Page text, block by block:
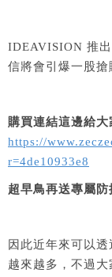
IDEAVISION 推
信將會引爆一股搶
購買連結這邊給大
https://
r=4de10933e8
超早鳥再送專屬
因此近年來可以
越來越多，不過